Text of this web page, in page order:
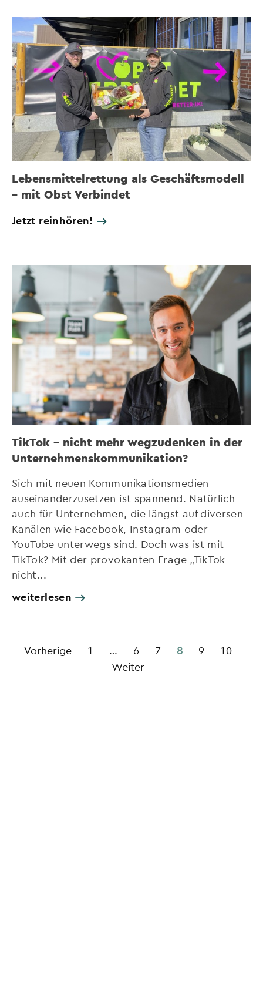
Lebensmittelrettung als Geschäftsmodell
– mit Obst Verbindet
Jetzt reinhören!
TikTok – nicht mehr wegzudenken in der
Unternehmenskommunikation?
Sich mit neuen Kommunikationsmedien
auseinanderzusetzen ist spannend. Natürlich
auch für Unternehmen, die längst auf diversen
Kanälen wie Facebook, Instagram oder
YouTube unterwegs sind. Doch was ist mit
TikTok? Mit der provokanten Frage „TikTok –
nicht...
weiterlesen
Vorherige 1 … 6 7 8 9
10
Weiter